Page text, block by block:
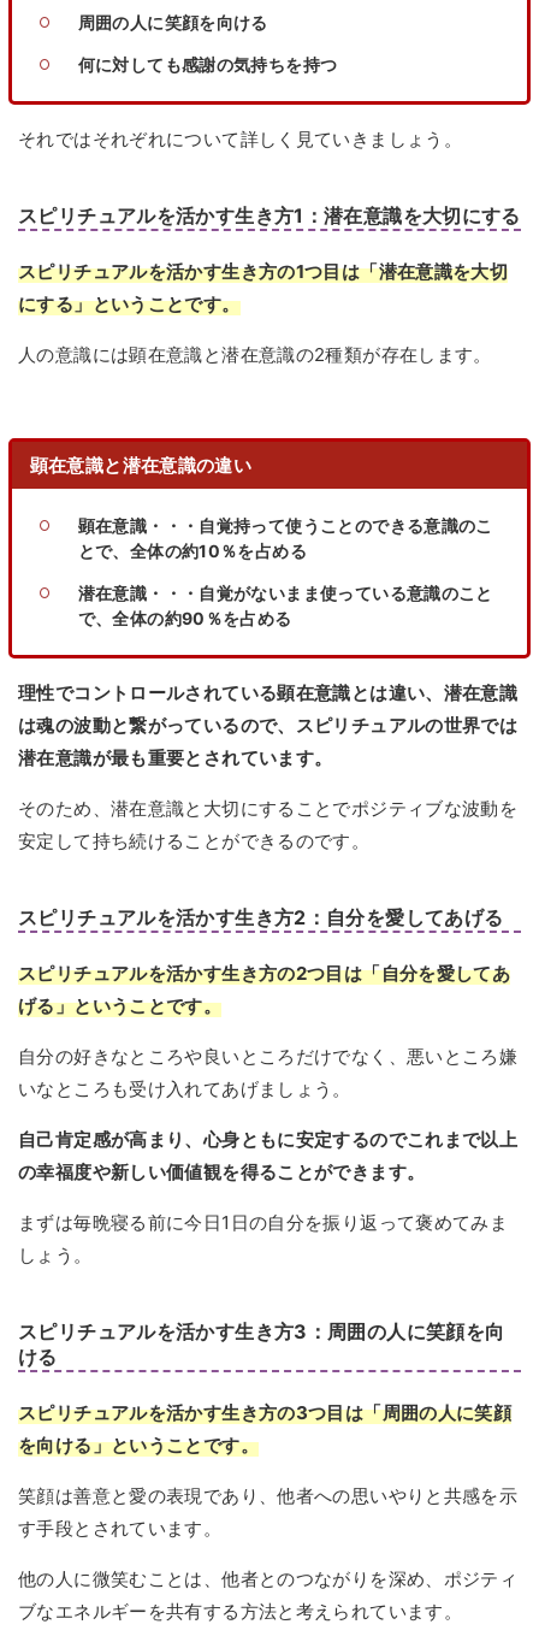
周囲の人に笑顔を向ける
何に対しても感謝の気持ちを持つ
それではそれぞれについて詳しく見ていきましょう。
スピリチュアルを活かす生き方1：潜在意識を大切にする
スピリチュアルを活かす生き方の1つ目は「潜在意識を大切
にする」ということです。
人の意識には顕在意識と潜在意識の2種類が存在します。
顕在意識と潜在意識の違い
顕在意識・・・自覚持って使うことのできる意識のこ
とで、全体の約10％を占める
潜在意識・・・自覚がないまま使っている意識のこと
で、全体の約90％を占める
理性でコントロールされている顕在意識とは違い、潜在意識
は魂の波動と繋がっているので、スピリチュアルの世界では
潜在意識が最も重要とされています。
そのため、潜在意識と大切にすることでポジティブな波動を
安定して持ち続けることができるのです。
スピリチュアルを活かす生き方2：自分を愛してあげる
スピリチュアルを活かす生き方の2つ目は「自分を愛してあ
げる」ということです。
自分の好きなところや良いところだけでなく、悪いところ嫌
いなところも受け入れてあげましょう。
自己肯定感が高まり、心身ともに安定するのでこれまで以上
の幸福度や新しい価値観を得ることができます。
まずは毎晩寝る前に今日1日の自分を振り返って褒めてみま
しょう。
スピリチュアルを活かす生き方3：周囲の人に笑顔を向
ける
スピリチュアルを活かす生き方の3つ目は「周囲の人に笑顔
を向ける」ということです。
笑顔は善意と愛の表現であり、他者への思いやりと共感を示
す手段とされています。
他の人に微笑むことは、他者とのつながりを深め、ポジティ
ブなエネルギーを共有する方法と考えられています。